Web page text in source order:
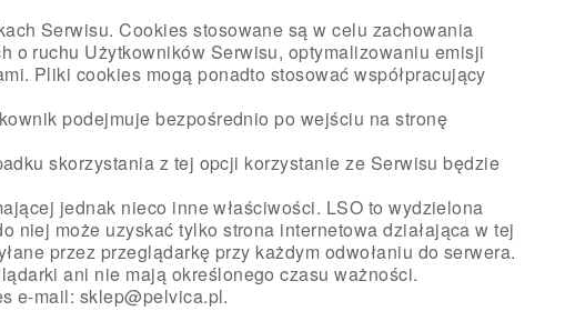
Serwisu. Cookies stosowane są w celu zachowania
o ruchu Użytkowników Serwisu, optymalizowaniu emisji
Pliki cookies mogą ponadto stosować współpracujący
podejmuje bezpośrednio po wejściu na stronę
skorzystania z tej opcji korzystanie ze Serwisu będzie
jednak nieco inne właściwości. LSO to wydzielona
niej może uzyskać tylko strona internetowa działająca w tej
przez przeglądarkę przy każdym odwołaniu do serwera.
ani nie mają określonego czasu ważności.
e-mail: sklep@pelvica.pl.